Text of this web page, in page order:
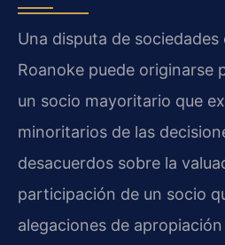
Una disputa de
Roanoke puede originarse
un socio mayoritario que
minoritarios de las
desacuerdos sobre la
participación de un socio
alegaciones de